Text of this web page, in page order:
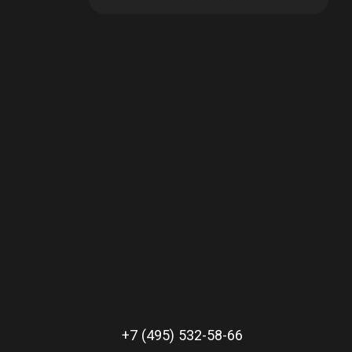
+7 (495) 532-58-66